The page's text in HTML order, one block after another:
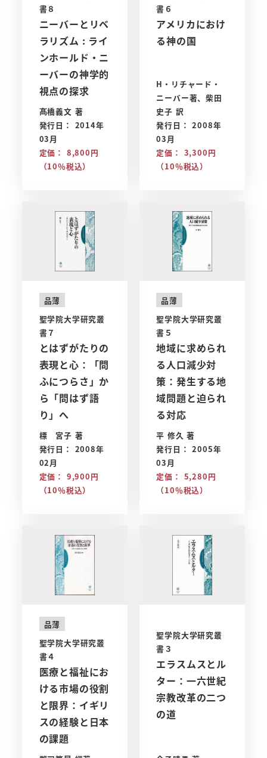
書８
ニーバーとリベ
ラリズム : ライ
ンホールド・ニ
ーバーの神学的
視点の探求
髙橋義文 著
発行日： 2014年
03月
定価： 8,800円
（10％税込）
書６
アメリカにおけ
る神の国
H・リチャード・
ニーバー著、柴田
史子 訳
発行日： 2008年
03月
定価： 3,300円
（10％税込）
品薄
聖学院大学研究叢
書７
とはずがたりの
表現と心：「問
ふにつらさ」か
ら「問はず語
り」へ
標 宮子 著
発行日： 2008年
02月
定価： 9,900円
（10％税込）
品薄
聖学院大学研究叢
書５
地域に求められ
る人口減少対
策：発生する地
域問題と迫られ
る対応
平 修久 著
発行日： 2005年
03月
定価： 5,280円
（10％税込）
品薄
聖学院大学研究叢
書４
医療と福祉にお
ける市場の役割
と限界：イギリ
スの経験と日本
の課題
聖学院大学研究叢
書３
エラスムスとル
ター：一六世紀
宗教改革の二つ
の道